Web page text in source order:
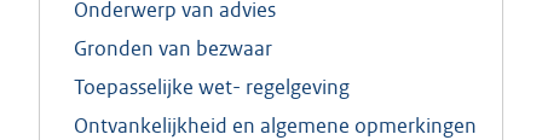
Onderwerp van advies
Gronden van bezwaar
Toepasselijke wet- regelgeving
Ontvankelijkheid en algemene opmerkingen